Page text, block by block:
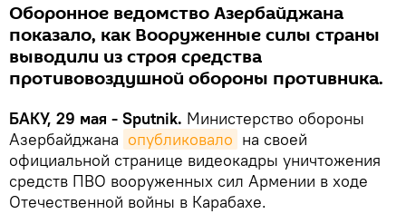
Оборонное ведомство Азербайджана
показало, как Вооруженные силы страны
выводили из строя средства
противовоздушной обороны противника.
БАКУ, 29 мая - Sputnik. Министерство обороны
Азербайджана опубликовало на своей
официальной странице видеокадры уничтожения
средств ПВО вооруженных сил Армении в ходе
Отечественной войны в Карабахе.